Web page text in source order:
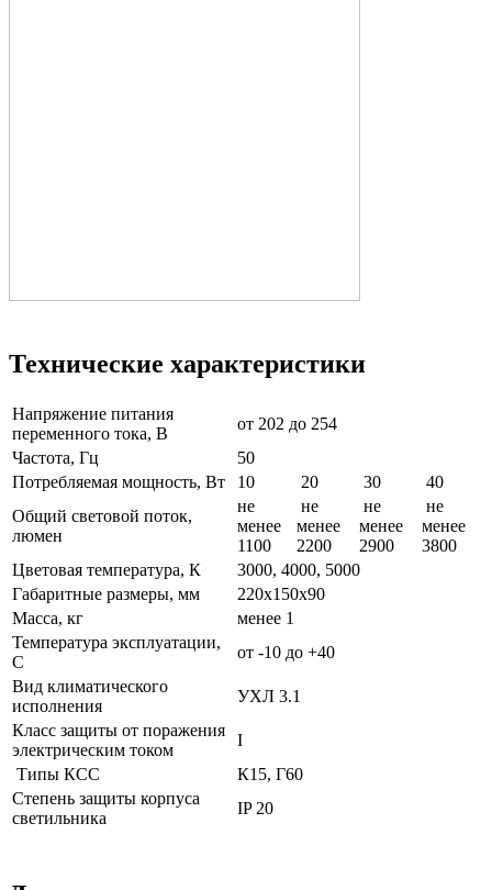
Технические характеристики
Напряжение питания
переменного тока, В
от 202 до 254
Частота, Гц
50
Потребляемая мощность, Вт
10 20 30
40
Общий световой поток,
люмен
не
менее
1100
не
менее
2200
не
менее
2900
не
менее
3800
Цветовая температура, К
3000, 4000, 5000
Габаритные размеры, мм
220х150х90
Масса, кг
менее 1
Температура эксплуатации,
С
от -10 до +40
Вид климатического
исполнения
УХЛ 3.1
Класс защиты от поражения
электрическим током
I
Типы КСС
К15, Г60
Степень защиты корпуса
светильника
IP 20